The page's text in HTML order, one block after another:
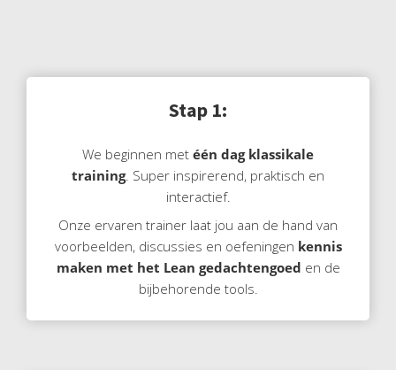
Stap 1:
We beginnen met één dag klassikale
training. Super inspirerend, praktisch en
interactief.
Onze ervaren trainer laat jou aan de hand van
voorbeelden, discussies en oefeningen kennis
maken met het Lean gedachtengoed en de
bijbehorende tools.